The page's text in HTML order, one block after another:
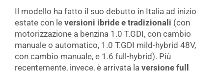
Il modello ha fatto il suo debutto in Italia ad inizio
estate con le versioni ibride e tradizionali (con
motorizzazione a benzina 1.0 T.GDI, con cambio
manuale o automatico, 1.0 T.GDI mild-hybrid 48V,
con cambio manuale, e 1.6 full-hybrid). Più
recentemente, invece, è arrivata la versione full